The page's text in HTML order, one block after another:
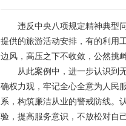
违反中央八项规定精神典型问
提供的旅游活动安排，有的利用
边风，高压之下不收敛，公然挑
从此案例中，进一步认识到无
确权力观，牢记全心全意为人民
系，构筑廉洁从业的警戒防线。
验，提高服务意识，不放松对自